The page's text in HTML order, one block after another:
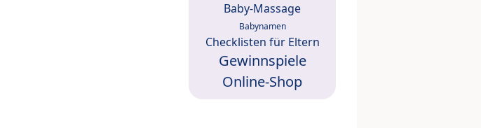
Baby-Massage
Babynamen
Checklisten für Eltern
Gewinnspiele
Online-Shop